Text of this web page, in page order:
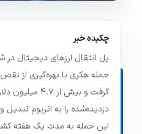
چکیده خبر
گرفت و بیش از
دزدیده‌شده را به اتریوم
این حمله به مدت یک هفته